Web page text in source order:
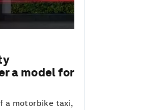
a model for
a motorbike taxi,